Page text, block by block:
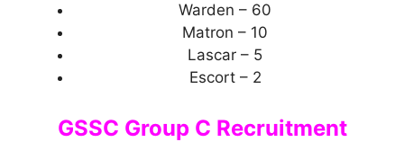
Warden – 60
Matron – 10
Lascar – 5
Escort – 2
GSSC Group C Recruitment